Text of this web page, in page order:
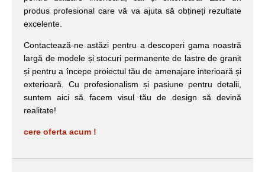
produs profesional care vă va ajuta să obțineți rezultate
excelente.
Contactează-ne astăzi pentru a descoperi gama noastră
largă de modele și stocuri permanente de lastre de granit
și pentru a începe proiectul tău de amenajare interioară și
exterioară. Cu profesionalism și pasiune pentru detalii,
suntem aici să facem visul tău de design să devină
realitate!
cere oferta acum !